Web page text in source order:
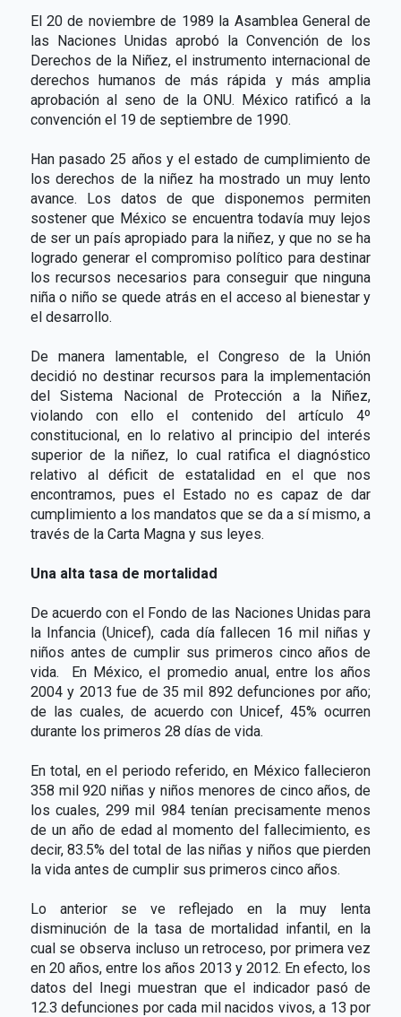
El 20 de noviembre de 1989 la Asamblea General de
las Naciones Unidas aprobó la Convención de los
Derechos de la Niñez, el instrumento internacional de
derechos humanos de más rápida y más amplia
aprobación al seno de la ONU. México ratificó a la
convención el 19 de septiembre de 1990.
Han pasado 25 años y el estado de cumplimiento de
los derechos de la niñez ha mostrado un muy lento
avance. Los datos de que disponemos permiten
sostener que México se encuentra todavía muy lejos
de ser un país apropiado para la niñez, y que no se ha
logrado generar el compromiso político para destinar
los recursos necesarios para conseguir que ninguna
niña o niño se quede atrás en el acceso al bienestar y
el desarrollo.
De manera lamentable, el Congreso de la Unión
decidió no destinar recursos para la implementación
del Sistema Nacional de Protección a la Niñez,
violando con ello el contenido del artículo 4º
constitucional, en lo relativo al principio del interés
superior de la niñez, lo cual ratifica el diagnóstico
relativo al déficit de estatalidad en el que nos
encontramos, pues el Estado no es capaz de dar
cumplimiento a los mandatos que se da a sí mismo, a
través de la Carta Magna y sus leyes.
Una alta tasa de mortalidad
De acuerdo con el Fondo de las Naciones Unidas para
la Infancia (Unicef), cada día fallecen 16 mil niñas y
niños antes de cumplir sus primeros cinco años de
vida. En México, el promedio anual, entre los años
2004 y 2013 fue de 35 mil 892 defunciones por año;
de las cuales, de acuerdo con Unicef, 45% ocurren
durante los primeros 28 días de vida.
En total, en el periodo referido, en México fallecieron
358 mil 920 niñas y niños menores de cinco años, de
los cuales, 299 mil 984 tenían precisamente menos
de un año de edad al momento del fallecimiento, es
decir, 83.5% del total de las niñas y niños que pierden
la vida antes de cumplir sus primeros cinco años.
Lo anterior se ve reflejado en la muy lenta
disminución de la tasa de mortalidad infantil, en la
cual se observa incluso un retroceso, por primera vez
en 20 años, entre los años 2013 y 2012. En efecto, los
datos del Inegi muestran que el indicador pasó de
12.3 defunciones por cada mil nacidos vivos, a 13 por